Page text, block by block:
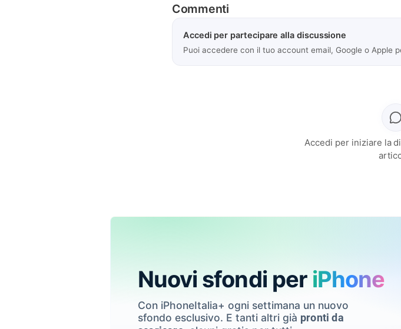
Commenti
Accedi per partecipare alla discussione
Puoi accedere con il tuo account email, Google o Apple
Accedi per iniziare la
Nuovi sfondi per iPhone
Con iPhoneItalia+ ogni settimana un nuovo
sfondo esclusivo. E tanti altri già pronti da